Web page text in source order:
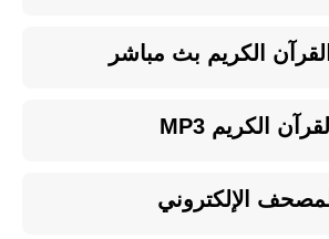
الكريم بث مباشر
القرآن الكريم MP3
الإلكتروني